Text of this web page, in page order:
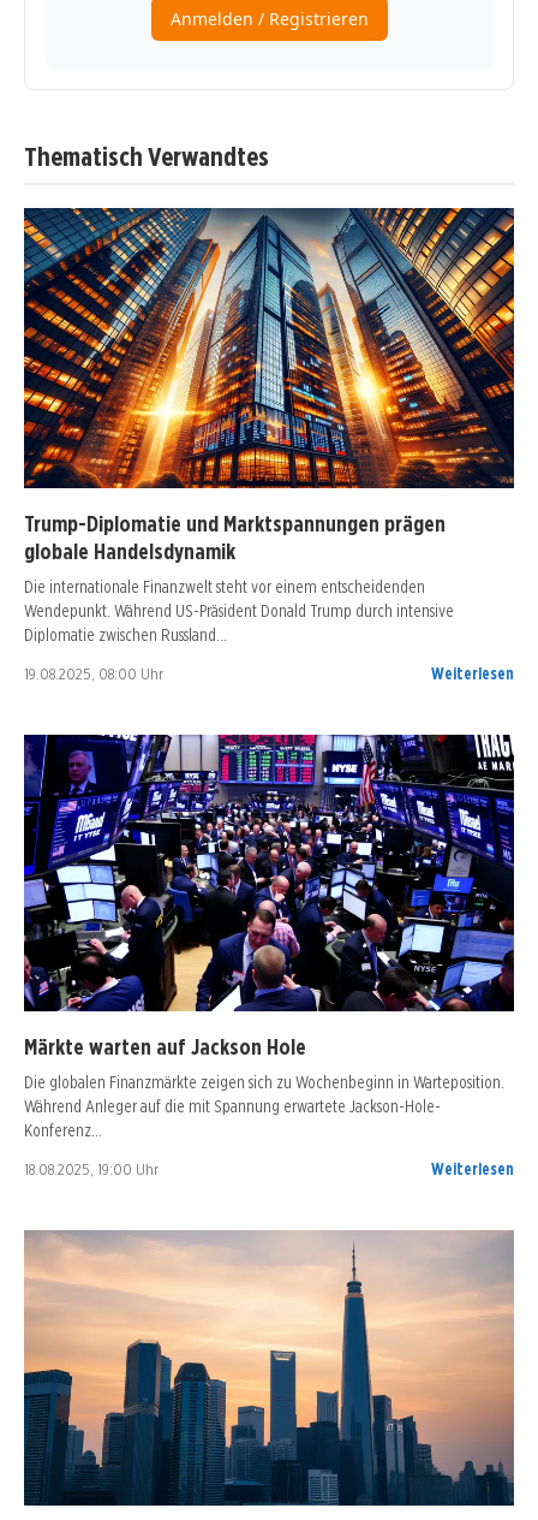
Thematisch Verwandtes
Trump-Diplomatie und Marktspannungen prägen
globale Handelsdynamik
Die internationale Finanzwelt steht vor einem entscheidenden
Wendepunkt. Während US-Präsident Donald Trump durch intensive
Diplomatie zwischen Russland…
19.08.2025, 08:00 Uhr Weiterlesen
Märkte warten auf Jackson Hole
Die globalen Finanzmärkte zeigen sich zu Wochenbeginn in Warteposition.
Während Anleger auf die mit Spannung erwartete Jackson-Hole-
Konferenz…
18.08.2025, 19:00 Uhr Weiterlesen